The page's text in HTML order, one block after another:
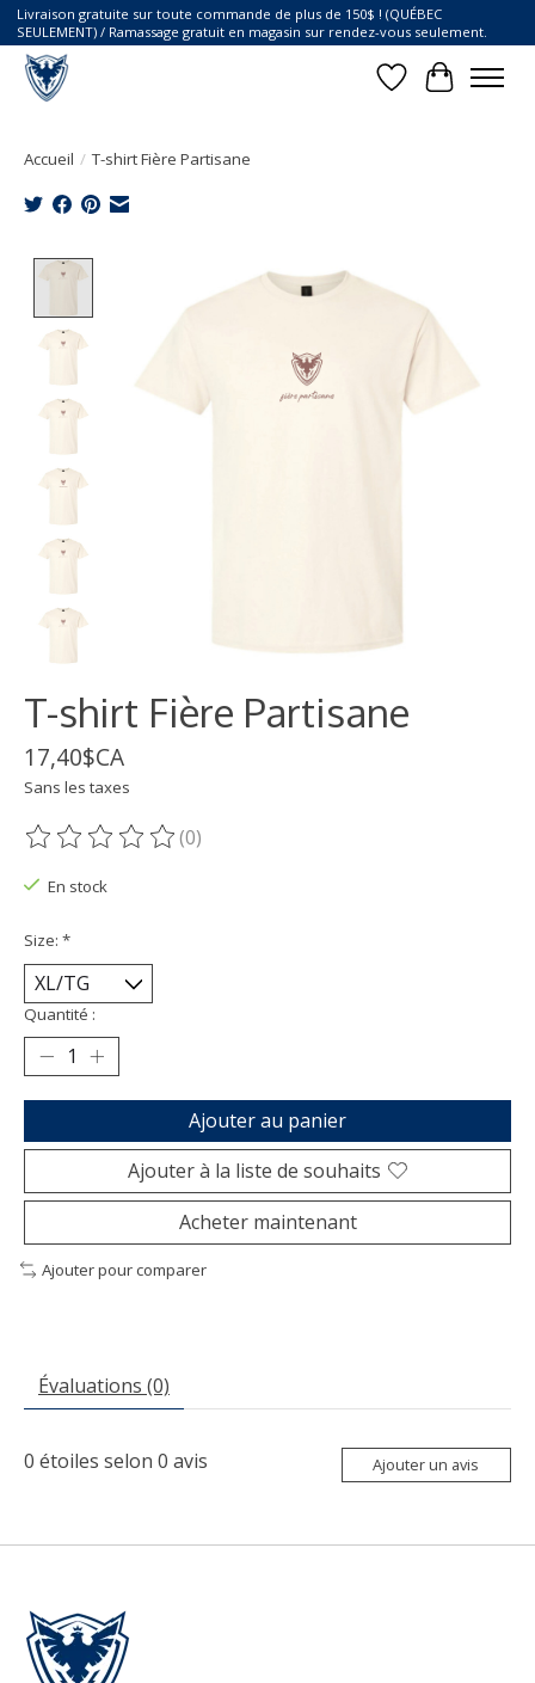
Livraison gratuite sur toute commande de plus de 150$ ! (QUÉBEC
SEULEMENT) / Ramassage gratuit en magasin sur rendez-vous seulement.
Liste dePanier
Accueil / T-shirt Fière Partisane
Product image slideshow Items
T-shirt Fière Partisane
17,40$CA
Sans les taxes
Ce produit est évalué à
(0)
En stock
Size: *
Quantité :
Ajouter au panier
Ajouter à la liste de souhaits
Acheter maintenant
Ajouter pour comparer
Évaluations (0)
0 étoiles selon 0 avis Ajouter un avis